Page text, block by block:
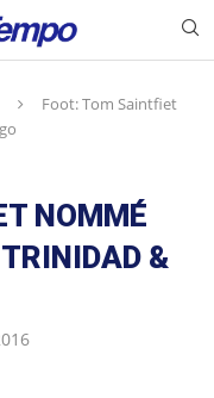
Foot: Tom Saintfiet
NOMMÉ
&